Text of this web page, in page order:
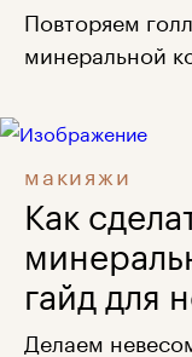
Повторяем
минеральной
макияжи
Как
гайд для
Делаем